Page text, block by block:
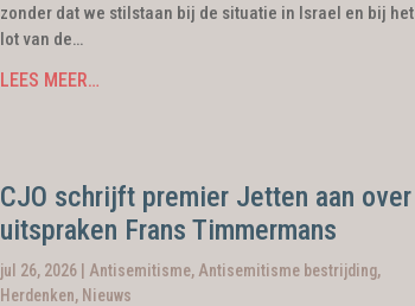
zonder dat we stilstaan bij de situatie in Israel en bij het
lot van de…
LEES MEER…
CJO schrijft premier Jetten aan over
uitspraken Frans Timmermans
jul 26, 2026 Antisemitisme, Antisemitisme bestrijding,
Herdenken, Nieuws